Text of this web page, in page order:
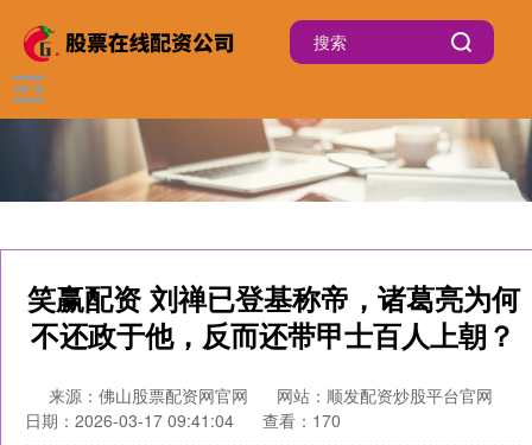
笑赢配资 刘禅已登基称帝，诸葛亮为何
不还政于他，反而还带甲士百人上朝？
来源：佛山股票配资网官网
网站：顺发配资炒股平台官网
日期：2026-03-17 09:41:04
查看：170